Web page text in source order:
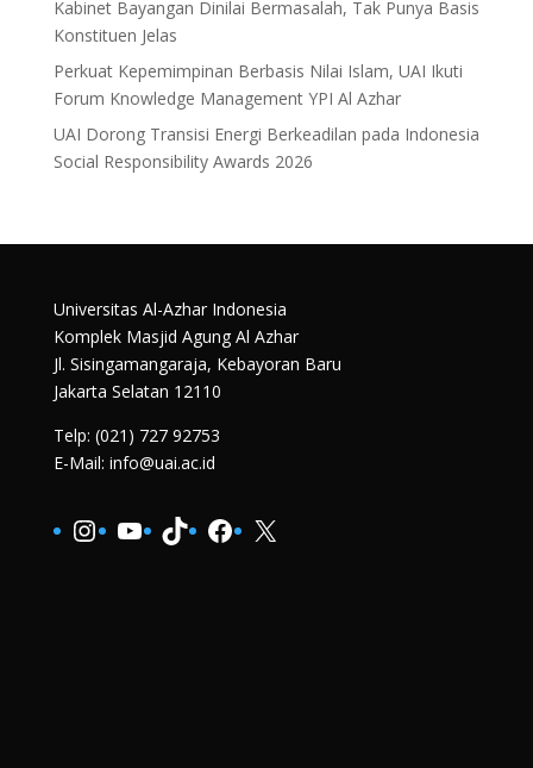
Kabinet Bayangan Dinilai Bermasalah, Tak Punya Basis
Konstituen Jelas
Perkuat Kepemimpinan Berbasis Nilai Islam, UAI Ikuti
Forum Knowledge Management YPI Al Azhar
UAI Dorong Transisi Energi Berkeadilan pada Indonesia
Social Responsibility Awards 2026
Universitas Al-Azhar Indonesia
Komplek Masjid Agung Al Azhar
Jl. Sisingamangaraja, Kebayoran Baru
Jakarta Selatan 12110
Telp: (021) 727 92753
E-Mail: info@uai.ac.id
Instagram
YouTube
TikTokFacebook
X